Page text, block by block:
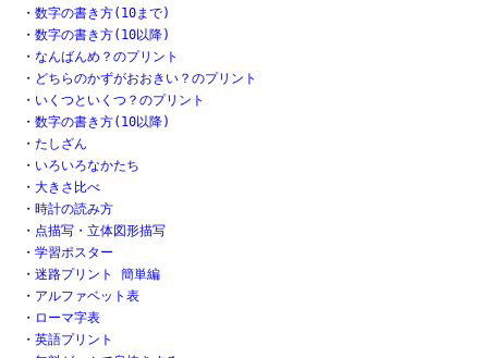
・ 数字の書き方(10まで)
・ 数字の書き方(10以降)
・ なんばんめ？のプリント
・ どちらのかずがおおきい？のプリント
・ いくつといくつ？のプリント
・ 数字の書き方(10以降)
・ たしざん
・ いろいろなかたち
・ 大きさ比べ
・ 時計の読み方
・ 点描写・立体図形描写
・ 学習ポスター
・ 迷路プリント 簡単編
・ アルファベット表
・ ローマ字表
・ 英語プリント